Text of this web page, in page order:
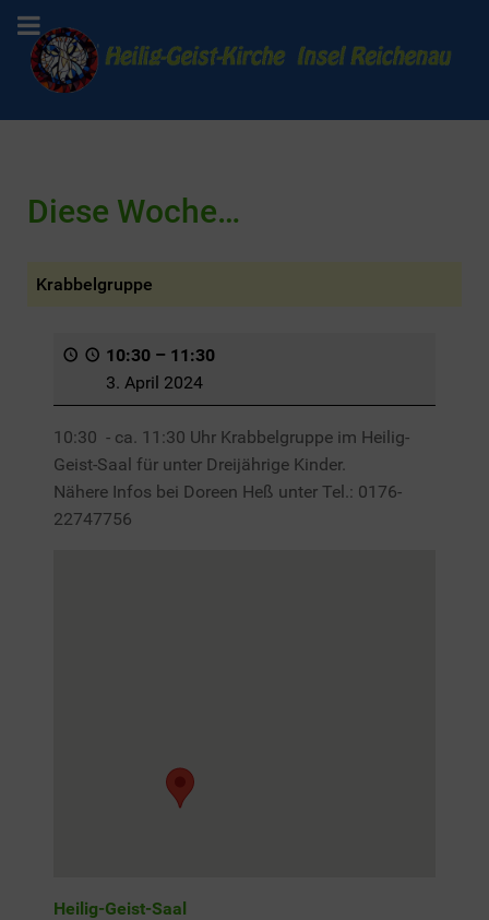
Diese Woche…
Krabbelgruppe
10:30 – 11:30
3. April 2024
10:30 - ca. 11:30 Uhr Krabbelgruppe im Heilig-
Geist-Saal für unter Dreijährige Kinder.
Nähere Infos bei Doreen Heß unter Tel.: 0176-
22747756
Heilig-Geist-Saal